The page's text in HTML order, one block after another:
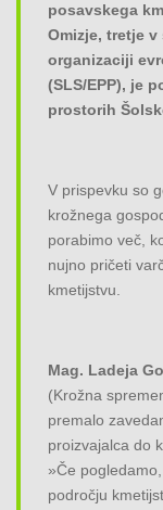
posavskega
Omizje, tretje
organizaciji
(SLS/EPP), je
prostorih
V prispevku so
krožnega
porabimo več,
nujno pričeti
kmetijstvu.
Mag. Ladeja
(Krožna
premalo
proizvajalca do
»Če
področju